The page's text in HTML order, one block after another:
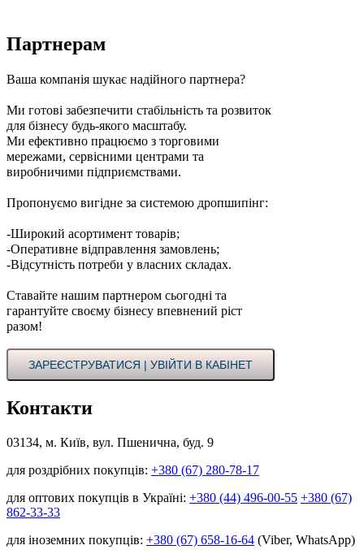
Партнерам
Ваша компанія шукає надійного партнера?
Ми готові забезпечити стабільність та розвиток
для бізнесу будь-якого масштабу.
Ми ефективно працюємо з торговими
мережами, сервісними центрами та
виробничими підприємствами.
Пропонуємо вигідне за системою дропшипінг:
-Широкий асортимент товарів;
-Оперативне відправлення замовлень;
-Відсутність потреби у власних складах.
Ставайте нашим партнером сьогодні та
гарантуйте своєму бізнесу впевнений ріст
разом!
ЗАРЕЄСТРУВАТИСЯ | УВІЙТИ В КАБІНЕТ
Контакти
03134, м. Київ, вул. Пшенична, буд. 9
для роздрібних покупців: +380 (67) 280-78-17
для оптових покупців в Україні: +380 (44) 496-00-55 +380 (67)
862-33-33
для іноземних покупців: +380 (67) 658-16-64 (Viber, WhatsApp)